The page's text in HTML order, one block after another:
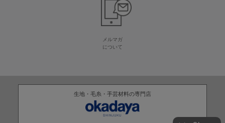
メルマガ
について
生地・毛糸・手芸材料の専門店